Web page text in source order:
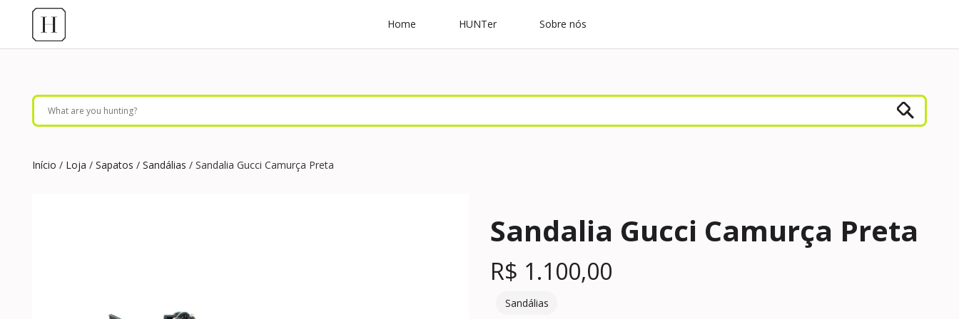
Home HUNTer Sobre nós
Início / Loja / Sapatos / Sandálias / Sandalia Gucci Camurça Preta
Sandalia Gucci Camurça Preta
R$ 1.100,00
Sandálias